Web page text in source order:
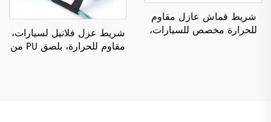
شريط قماش عازل مقاوم
للحرارة مخصص للسيارات،
شريط عزل فلانيل لسيارات،
مقاوم للحرارة، بلصق PU من